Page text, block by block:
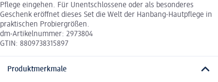
Pflege eingehen. Für Unentschlossene oder als besonderes
Geschenk eröffnet dieses Set die Welt der Hanbang-Hautpflege in
praktischen Probiergrößen.
dm-Artikelnummer: 2973804
GTIN: 8809738315897
Produktmerkmale